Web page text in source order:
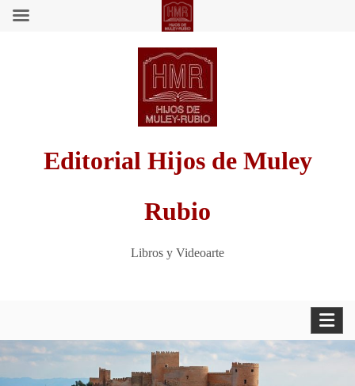
Editorial Hijos de Muley
Rubio
Libros y Videoarte